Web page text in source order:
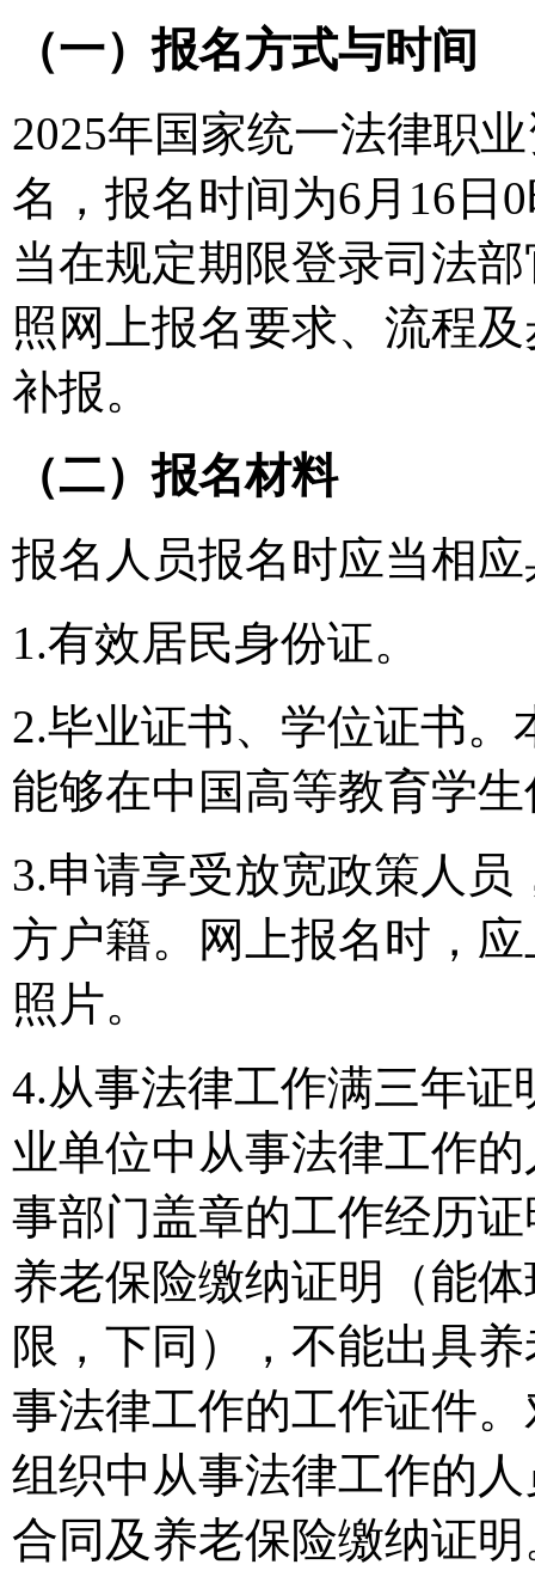
（一）报名方式与时间
2025年国家统一法律职
名，报名时间为6月16日
当在规定期限登录司法
照网上报名要求、流程
补报。
（二）报名材料
报名人员报名时应当相
1.有效居民身份证。
2.毕业证书、学位证书
能够在中国高等教育学
3.申请享受放宽政策人
方户籍。网上报名时，
照片。
4.从事法律工作满三年
业单位中从事法律工作
事部门盖章的工作经历
养老保险缴纳证明（能
限，下同），不能出具
事法律工作的工作证件
组织中从事法律工作的
合同及养老保险缴纳证明